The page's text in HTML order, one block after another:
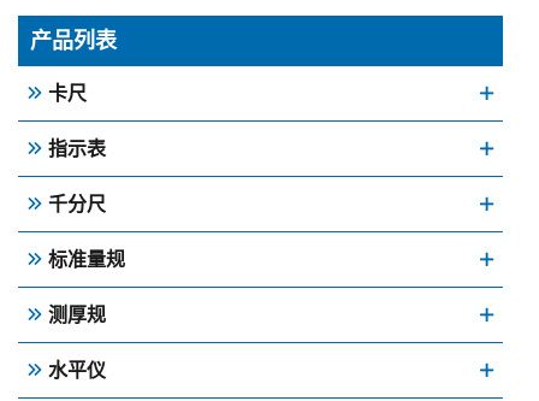
产品列表
卡尺
指示表
千分尺
标准量规
测厚规
水平仪